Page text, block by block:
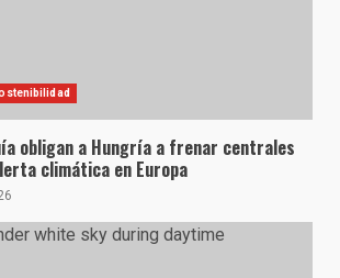
obligan a Hungría a frenar centrales
climática en Europa